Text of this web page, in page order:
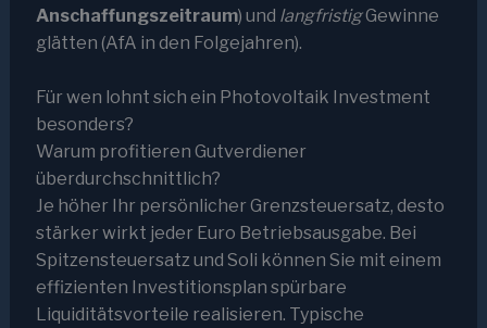
Anschaffungszeitraum) und langfristigGewinne
glätten (AfA in den Folgejahren).
Für wen lohnt sich ein Photovoltaik Investment
besonders?
Warum profitieren Gutverdiener
überdurchschnittlich?
Je höher Ihr persönlicher Grenzsteuersatz, desto
stärker wirkt jeder Euro Betriebsausgabe. Bei
Spitzensteuersatz und Soli können Sie mit einem
effizienten Investitionsplan spürbare
Liquiditätsvorteile realisieren. Typische